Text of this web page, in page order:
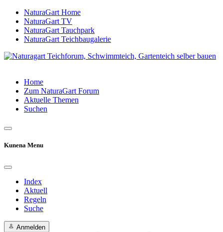
NaturaGart Home
NaturaGart TV
NaturaGart Tauchpark
NaturaGart Teichbaugalerie
Home
Zum NaturaGart Forum
Aktuelle Themen
Suchen
Kunena Menu
Index
Aktuell
Regeln
Suche
Anmelden